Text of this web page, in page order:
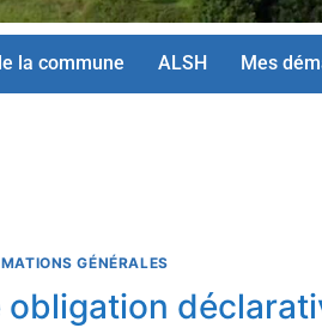
la commune ALSH Mes
GÉNÉRALES
obligation